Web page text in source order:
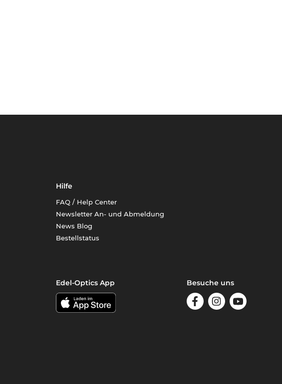
Hilfe
FAQ / Help Center
Newsletter An- und Abmeldung
News Blog
Bestellstatus
Edel-Optics App Besuche uns